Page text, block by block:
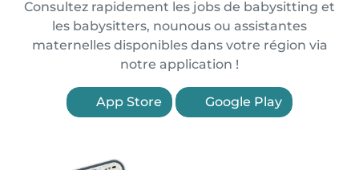
Consultez rapidement les jobs de babysitting et
les babysitters, nounous ou assistantes
maternelles disponibles dans votre région via
notre application !
App Store Google Play